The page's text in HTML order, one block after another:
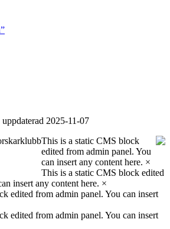
uppdaterad 2025-11-07
This is a static CMS block
edited from admin panel. You
can insert any content here. ×
This is a static CMS block edited
insert any content here. ×
edited from admin panel. You can insert
edited from admin panel. You can insert